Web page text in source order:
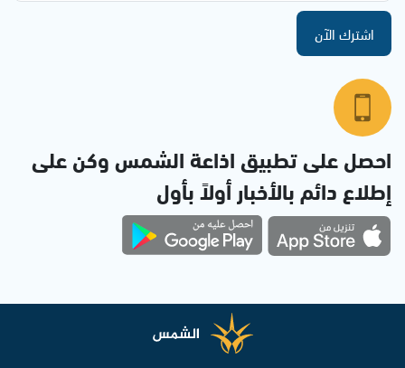
اشترك الآن
احصل على تطبيق اذاعة الشمس وكن على
إطلاع دائم بالأخبار أولاً بأول